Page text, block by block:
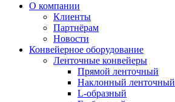
О компании
Клиенты
Партнёрам
Новости
Конвейерное оборудование
Ленточные конвейеры
Прямой ленточный
Наклонный ленточный
L-образный